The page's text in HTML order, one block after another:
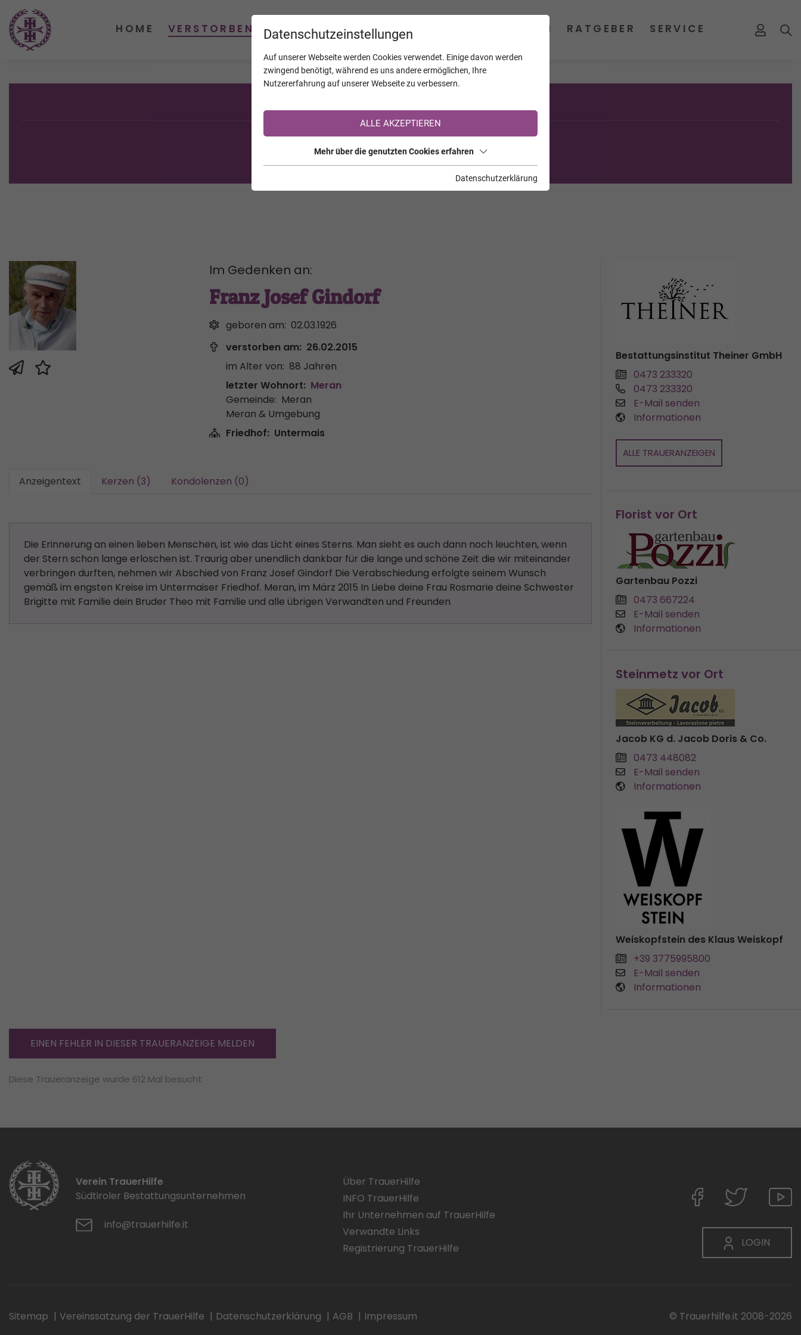
Sie sind noch nicht auf TrauerHilfe.it registriert?
>> zur kostenlosen Registrierung <<
Im Gedenken an:
Franz Josef Gindorf
geboren am: 02.03.1926
verstorben am: 26.02.2015
im Alter von: 88 Jahren
letzter Wohnort: Meran
Gemeinde: Meran
Meran & Umgebung
Friedhof: Untermais
Anzeigentext Kerzen (3) Kondolenzen (0)
Die Erinnerung an einen lieben Menschen, ist wie das Licht eines Sterns. Man sieht es auch dann noch leuchten, wenn
der Stern schon lange erloschen ist. Traurig aber unendlich dankbar für die lange und schöne Zeit die wir miteinander
verbringen durften, nehmen wir Abschied von Franz Josef Gindorf Die Verabschiedung erfolgte seinem Wunsch
gemäß im engsten Kreise im Untermaiser Friedhof. Meran, im März 2015 In Liebe deine Frau Rosmarie deine Schwester
Brigitte mit Familie dein Bruder Theo mit Familie und alle übrigen Verwandten und Freunden
Bestattungsinstitut Theiner GmbH
0473 233320
0473 233320
E-Mail senden
Informationen
ALLE TRAUERANZEIGEN
Florist vor Ort
Gartenbau Pozzi
0473 667224
E-Mail senden
Informationen
Steinmetz vor Ort
Jacob KG d. Jacob Doris & Co.
0473 448082
E-Mail senden
Informationen
Weiskopfstein des Klaus Weiskopf
+39 3775995800
E-Mail senden
Informationen
EINEN FEHLER IN DIESER TRAUERANZEIGE MELDEN
Diese Traueranzeige wurde 612 Mal besucht
Verein TrauerHilfe
Südtiroler Bestattungsunternehmen
info@trauerhilfe.it
Über TrauerHilfe
INFO TrauerHilfe
Ihr Unternehmen auf TrauerHilfe
Verwandte Links
Registrierung TrauerHilfe
LOGIN
Sitemap Vereinssatzung der TrauerHilfe Datenschutzerklärung AGB Impressum © Trauerhilfe.it 2008-2026
Datenschutzeinstellungen
Auf unserer Webseite werden Cookies verwendet. Einige davon werden
zwingend benötigt, während es uns andere ermöglichen, Ihre
Nutzererfahrung auf unserer Webseite zu verbessern.
ALLE AKZEPTIEREN
Mehr über die genutzten Cookies erfahren
Datenschutzerklärung
HOME VERSTORBENE KALENDER JAHRESTAGE UNTERNEHMEN RATGEBER SERVICE